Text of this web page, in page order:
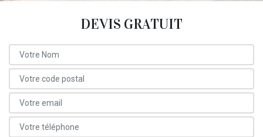
DEVIS GRATUIT